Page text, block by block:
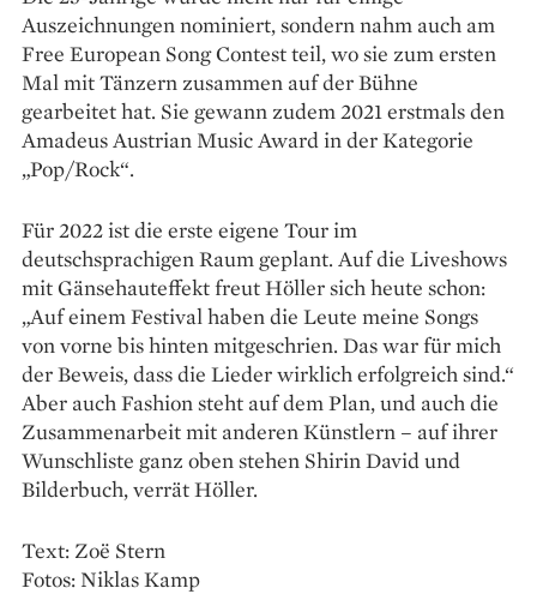
Auszeichnungen nominiert, sondern nahm auch am
Free European Song Contest teil, wo sie zum ersten
Mal mit Tänzern zusammen auf der Bühne
gearbeitet hat. Sie gewann zudem 2021 erstmals den
Amadeus Austrian Music Award in der Kategorie
„Pop/Rock“.
Für 2022 ist die erste eigene Tour im
deutschsprachigen Raum geplant. Auf die Liveshows
mit Gänsehauteffekt freut Höller sich heute schon:
„Auf einem Festival ­haben die Leute meine Songs
von vorne bis hinten mitgeschrien. Das war für mich
der Beweis, dass die Lieder wirklich erfolgreich sind.“
Aber auch Fashion steht auf dem Plan, und auch die
Zusammenarbeit mit anderen Künstlern – auf ihrer
Wunschliste ganz oben stehen Shirin David und
Bilderbuch, verrät Höller.
Text: Zoë Stern
Fotos: Niklas Kamp